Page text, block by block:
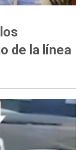
de la línea